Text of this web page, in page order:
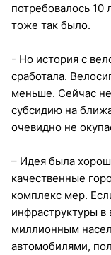
потребовалось 10
тоже так было.
- Но история с
сработала.
меньше. Сейчас
субсидию на
очевидно не
– Идея была
качественные
комплекс мер.
инфраструктуры
миллионным
автомобилями,